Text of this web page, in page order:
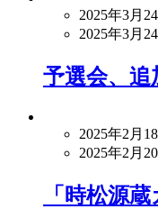
2025年3月
2025年3月
予選会、
2025年2月
2025年2月
「時松源